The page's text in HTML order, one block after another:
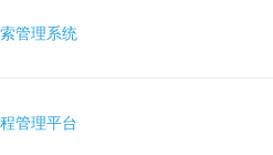
管理系统
管理平台